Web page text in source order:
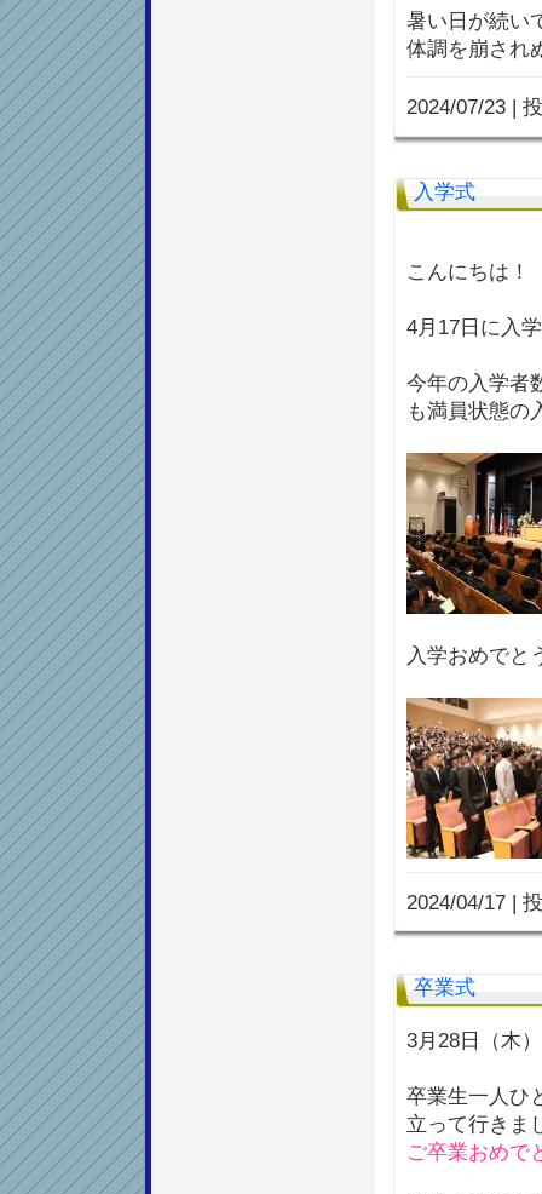
暑い日が続い
体調を崩され
2024/07/23 |
入学式
こんにちは！
4月17日に入
今年の入学者
も満員状態の
入学おめでと
2024/04/17 |
卒業式
3月28日（木）
卒業生一人ひ
立って行きま
ご卒業おめで